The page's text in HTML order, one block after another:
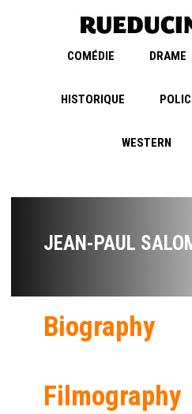
COMÉDIE DRAME
HISTORIQUE
WESTERN
JEAN-PAUL
Biography
Filmography